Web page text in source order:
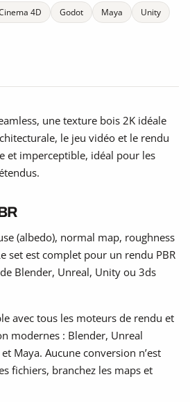
4D Godot Maya
Unity
une texture bois 2K idéale
le jeu vidéo et le rendu
et imperceptible, idéal pour les
(albedo), normal map, roughness
set est complet pour un rendu PBR
de Blender, Unreal, Unity ou 3ds
avec tous les moteurs de rendu et
modernes : Blender, Unreal
Maya. Aucune conversion n’est
fichiers, branchez les maps et